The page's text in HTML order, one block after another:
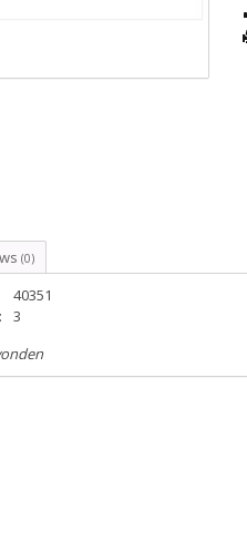
(0)
40351
3